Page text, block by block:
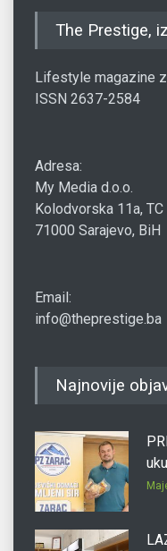
The Prestige,
Lifestyle magazine
ISSN 2637-2584
Adresa:
My Media d.o.o.
Kolodvorska 11a,
71000 Sarajevo, BiH
Email:
info@theprestige.ba
Najnovije